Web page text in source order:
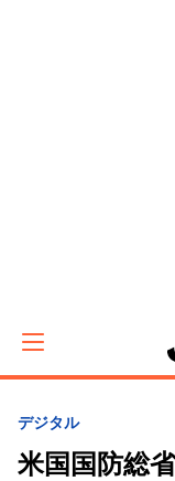
デジタル
米国国防総